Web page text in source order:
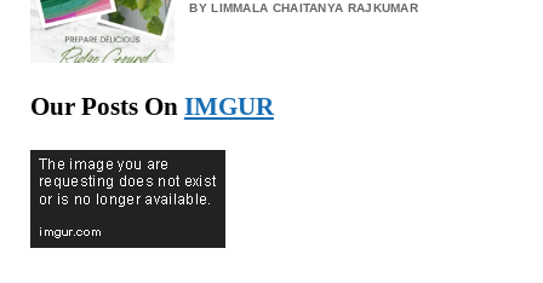
BY LIMMALA CHAITANYA RAJKUMAR
Our Posts On IMGUR